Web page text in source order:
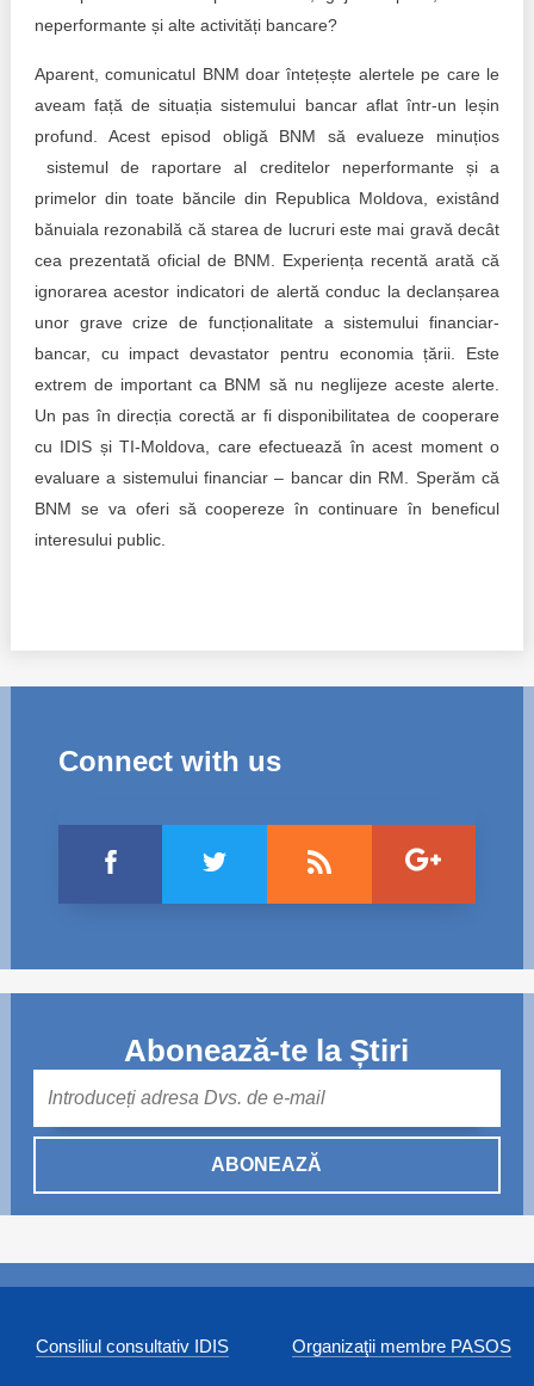
neperformante și alte activități bancare?
Aparent, comunicatul BNM doar întețește alertele pe care le
aveam față de situația sistemului bancar aflat într-un leșin
profund. Acest episod obligă BNM să evalueze minuțios
sistemul de raportare al creditelor neperformante și a
primelor din toate băncile din Republica Moldova, existând
bănuiala rezonabilă că starea de lucruri este mai gravă decât
cea prezentată oficial de BNM. Experiența recentă arată că
ignorarea acestor indicatori de alertă conduc la declanșarea
unor grave crize de funcționalitate a sistemului financiar-
bancar, cu impact devastator pentru economia țării. Este
extrem de important ca BNM să nu neglijeze aceste alerte.
Un pas în direcția corectă ar fi disponibilitatea de cooperare
cu IDIS și TI-Moldova, care efectuează în acest moment o
evaluare a sistemului financiar – bancar din RM. Sperăm că
BNM se va oferi să coopereze în continuare în beneficul
interesului public.
Connect with us
Abonează-te la Știri
ABONEAZĂ
Consiliul consultativ IDIS Organizaţii membre PASOS